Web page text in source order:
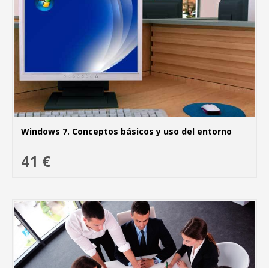
Windows 7. Conceptos básicos y uso del entorno
41 €